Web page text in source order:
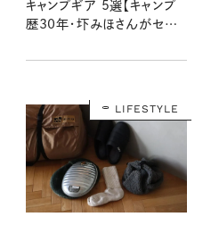
キャンプギア 5選【キャンプ
歴30年・圷みほさんがセレク
LIFESTYLE